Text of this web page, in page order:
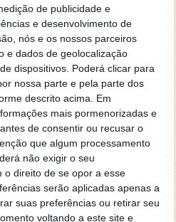
de publicidade e
e desenvolvimento de
nós e os nossos parceiros
e dados de geolocalização
dispositivos. Poderá clicar para
nossa parte e pela parte dos
descrito acima. Em
mais pormenorizadas e
de consentir ou recusar o
que algum processamento
não exigir o seu
o direito de se opor a esse
serão aplicadas apenas a
suas preferências ou retirar seu
voltando a este site e
de 2005 às 01:39
funciona. Seja como for segue por mail
que te falei. Faz da seguinte maneira,
dessa janela com o botão direito do
Depois no separador Menu ‘Iniciar’
aí encontrarás no separador